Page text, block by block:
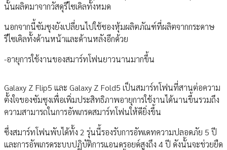
นั้นผลิตมาจากวัสดุรีไซเคิลทั้งหมด
นอกจากนี้ซัมซุงยังเปลี่ยนไปใช้ซองหุ้มผลิตภัณฑ์ที่ผลิตจากกระดาษ
รีไซเคิลทั้งด้านหน้าและด้านหลังอีกด้วย
-อายุการใช้งานของสมาร์ทโฟนยาวนานมากขึ้น
Galaxy Z Flip5 และ Galaxy Z Fold5 เป็นสมาร์ทโฟนที่สานต่อความ
ตั้งใจของซัมซุงเพื่อเพิ่มประสิทธิภาพอายุการใช้งานได้นานขึ้นรวมถึง
ความสามารถในการอัพเกรดสมาร์ทโฟนให้ดียิ่งขึ้น
ซึ่งสมาร์ทโฟนพับได้ทั้ง 2 รุ่นนี้รองรับการอัพเดทความปลอดภัย 5 ปี
และการอัพเกรดระบบปฏิบัติการแอนดรอยด์สูงถึง 4 ปี ดังนั้นจะช่วยยืด